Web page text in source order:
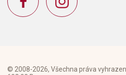
© 2008-2026, Všechna práva